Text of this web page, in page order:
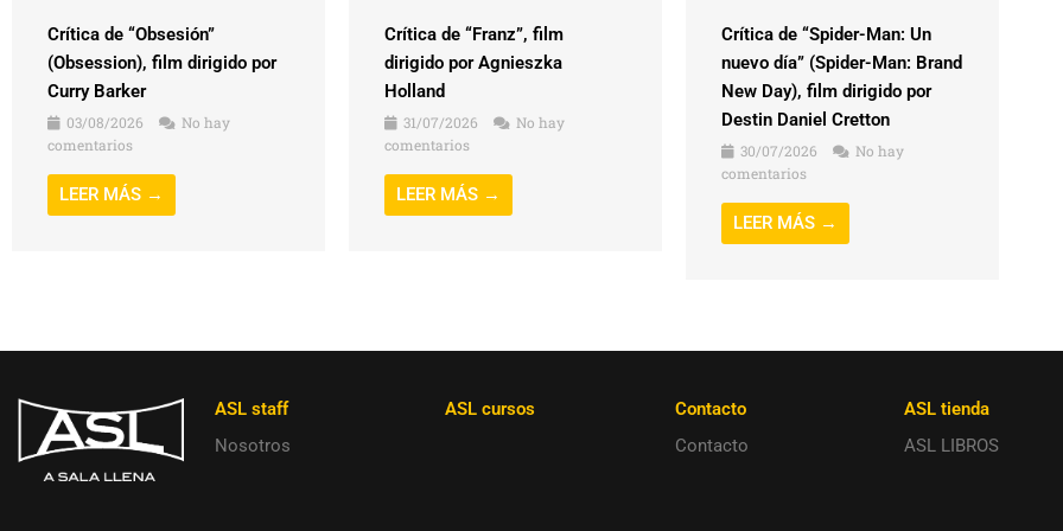
Crítica de “Obsesión”
(Obsession), film dirigido por
Curry Barker
03/08/2026
No hay
comentarios
LEER MÁS →
Crítica de “Franz”, film
dirigido por Agnieszka
Holland
31/07/2026
No hay
comentarios
LEER MÁS →
Crítica de “Spider-Man: Un
nuevo día” (Spider-Man: Brand
New Day), film dirigido por
Destin Daniel Cretton
30/07/2026
No hay
comentarios
LEER MÁS →
ASL staff
Nosotros
ASL cursos
Contacto
Contacto
ASL tienda
ASL LIBROS